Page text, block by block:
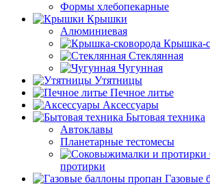
Формы хлебопекарные
Крышки
Алюминиевая
Крышка-
Стеклянная
Чугунная
Утятницы
Печное литье
Аксессуары
Бытовая техника
Автоклавы
Планетарные тестомесы
протирки
Газовые